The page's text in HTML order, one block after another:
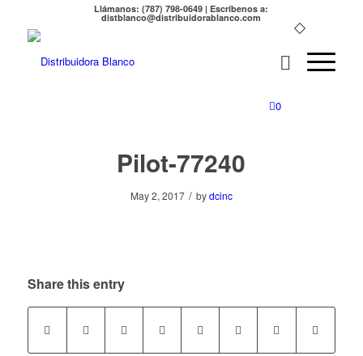
Llámanos: (787) 798-0649 | Escríbenos a:
distblanco@distribuidorablanco.com
0
Pilot-77240
May 2, 2017 / bydcinc
Share this entry